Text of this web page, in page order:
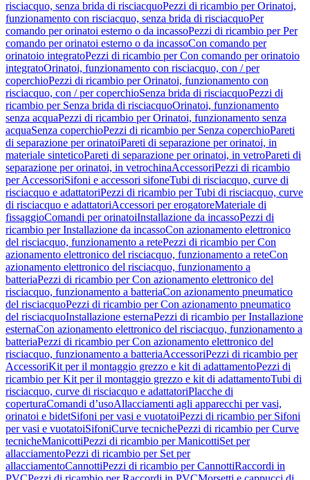
risciacquo, senza brida di risciacquoPezzi di ricambio per Orinatoi,
funzionamento con risciacquo, senza brida di risciacquoPer
comando per orinatoi esterno o da incassoPezzi di ricambio per Per
comando per orinatoi esterno o da incassoCon comando per
orinatoio integratoPezzi di ricambio per Con comando per orinatoio
integratoOrinatoi, funzionamento con risciacquo, con / per
coperchioPezzi di ricambio per Orinatoi, funzionamento con
risciacquo, con / per coperchioSenza brida di risciacquoPezzi di
ricambio per Senza brida di risciacquoOrinatoi, funzionamento
senza acquaPezzi di ricambio per Orinatoi, funzionamento senza
acquaSenza coperchioPezzi di ricambio per Senza coperchioPareti
di separazione per orinatoiPareti di separazione per orinatoi, in
materiale sinteticoPareti di separazione per orinatoi, in vetroPareti di
separazione per orinatoi, in vetrochinaAccessoriPezzi di ricambio
per AccessoriSifoni e accessori sifoneTubi di risciacquo, curve di
risciacquo e adattatoriPezzi di ricambio per Tubi di risciacquo, curve
di risciacquo e adattatoriAccessori per erogatoreMateriale di
fissaggioComandi per orinatoiInstallazione da incassoPezzi di
ricambio per Installazione da incassoCon azionamento elettronico
del risciacquo, funzionamento a retePezzi di ricambio per Con
azionamento elettronico del risciacquo, funzionamento a reteCon
azionamento elettronico del risciacquo, funzionamento a
batteriaPezzi di ricambio per Con azionamento elettronico del
risciacquo, funzionamento a batteriaCon azionamento pneumatico
del risciacquoPezzi di ricambio per Con azionamento pneumatico
del risciacquoInstallazione esternaPezzi di ricambio per Installazione
esternaCon azionamento elettronico del risciacquo, funzionamento a
batteriaPezzi di ricambio per Con azionamento elettronico del
risciacquo, funzionamento a batteriaAccessoriPezzi di ricambio per
AccessoriKit per il montaggio grezzo e kit di adattamentoPezzi di
ricambio per Kit per il montaggio grezzo e kit di adattamentoTubi di
risciacquo, curve di risciacquo e adattatoriPlacche di
coperturaComandi d’usoAllacciamenti agli apparecchi per vasi,
orinatoi e bidetSifoni per vasi e vuotatoiPezzi di ricambio per Sifoni
per vasi e vuotatoiSifoniCurve tecnichePezzi di ricambio per Curve
tecnicheManicottiPezzi di ricambio per ManicottiSet per
allacciamentoPezzi di ricambio per Set per
allacciamentoCannottiPezzi di ricambio per CannottiRaccordi in